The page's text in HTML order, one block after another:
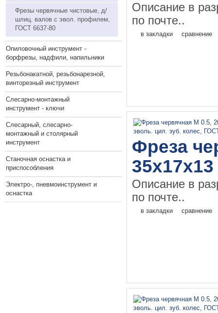
Фрезы червячные чистовые, д/
шлиц. валов с эвол. профилем,
ГОСТ 6637-80
Опиловочный инструмент -
борфрезы, надфили, напильники
Резьбонакатной, резьбонарезной,
винторезный инструмент
Слесарно-монтажный
инструмент - ключи
Слесарный, слесарно-
монтажный и столярный
инструмент
Станочная оснастка и
приспособления
Электро-, пневмоинструмент и
оснастка
Описание в
по почте..
в закладки сравнение
Фреза
Описание в
по почте..
в закладки сравнение